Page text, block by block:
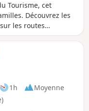
Tourisme, cet
Découvrez les
les routes
Négrette est un
des vignes.
1h
Moyenne